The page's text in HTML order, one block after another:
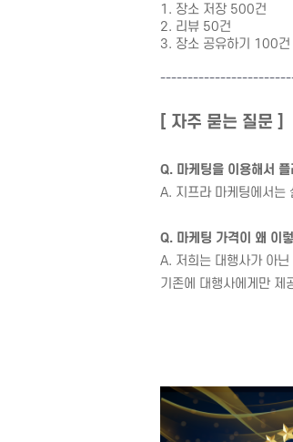
1. 장소 저장 500건
2. 리뷰 50건
3. 장소 공유하기 100건
[ 자주 묻는 질문 ]
Q. 마케팅을 이용해서
A. 지프라 마케팅에서는
Q. 마케팅 가격이 왜 이
A. 저희는 대행사가 아
기존에 대행사에게만 제